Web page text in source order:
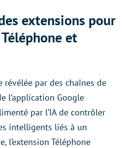
extensions pour
et
révélée par des chaînes de
l’application Google
par l’IA de contrôler
intelligents liés à un
l’extension Téléphone